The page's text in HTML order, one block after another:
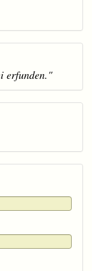
erfunden."